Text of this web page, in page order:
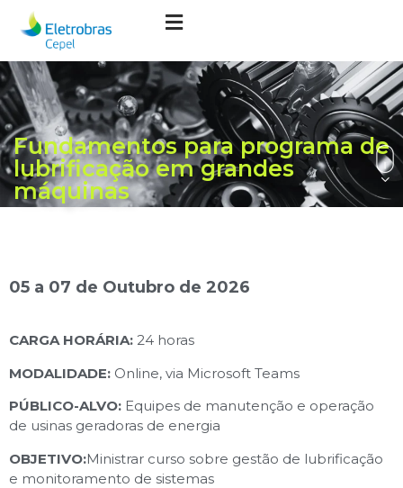
Fundamentos para programa de
lubrificação em grandes
máquinas
05 a 07 de Outubro de 2026
CARGA HORÁRIA: 24 horas
MODALIDADE: Online, via Microsoft Teams
PÚBLICO-ALVO: Equipes de manutenção e operação
de usinas geradoras de energia
OBJETIVO:Ministrar curso sobre gestão de lubrificação
e monitoramento de sistemas